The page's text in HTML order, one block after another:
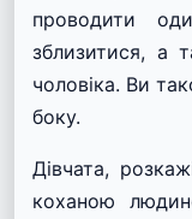
проводити
зблизитися, а
чоловіка. Ви
боку.
Дівчата,
коханою